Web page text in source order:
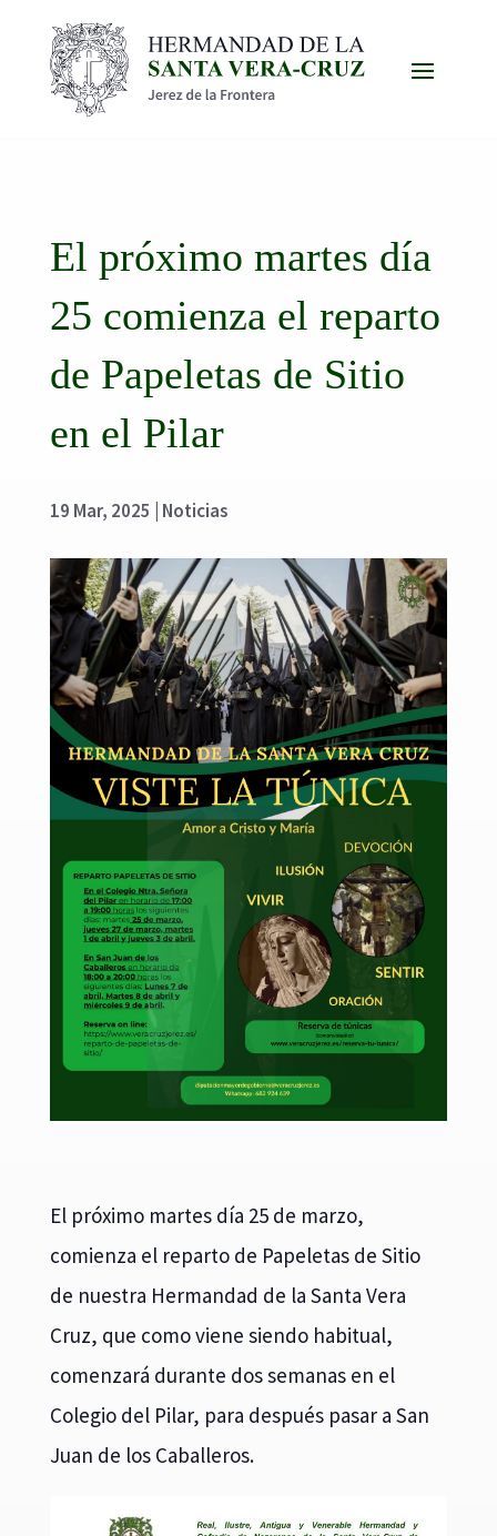
El próximo martes día
25 comienza el reparto
de Papeletas de Sitio
en el Pilar
19 Mar, 2025 Noticias
El próximo martes día 25 de marzo,
comienza el reparto de Papeletas de Sitio
de nuestra Hermandad de la Santa Vera
Cruz, que como viene siendo habitual,
comenzará durante dos semanas en el
Colegio del Pilar, para después pasar a San
Juan de los Caballeros.